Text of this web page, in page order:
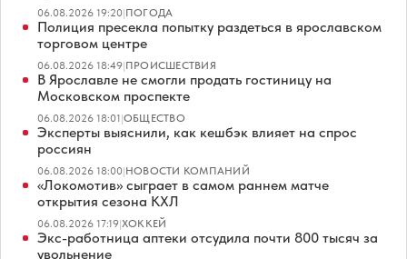
06.08.2026 19:20|ПОГОДА
Полиция пресекла попытку раздеться в ярославском
торговом центре
06.08.2026 18:49|ПРОИСШЕСТВИЯ
В Ярославле не смогли продать гостиницу на
Московском проспекте
06.08.2026 18:01|ОБЩЕСТВО
Эксперты выяснили, как кешбэк влияет на спрос
россиян
06.08.2026 18:00|НОВОСТИ КОМПАНИЙ
«Локомотив» сыграет в самом раннем матче
открытия сезона КХЛ
06.08.2026 17:19|ХОККЕЙ
Экс-работница аптеки отсудила почти 800 тысяч за
увольнение